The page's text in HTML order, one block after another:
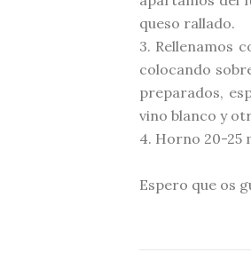
queso rallado.
3. Rellenamos
colocando
preparados,
vino blanco y
4. Horno 20-25
Espero que os